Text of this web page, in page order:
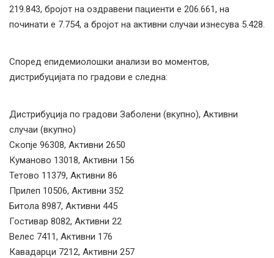
219.843, бројот на оздравени пациенти е 206.661, на
починати е 7.754, а бројот на активни случаи изнесува 5.428.
Според епидемиолошки анализи во моментов,
дистрибуцијата по градови е следна:
Дистрибуција по градови Заболени (вкупно), Активни
случаи (вкупно)
Скопје 96308, Активни 2650
Куманово 13018, Активни 156
Тетово 11379, Активни 86
Прилеп 10506, Активни 352
Битола 8987, Активни 445
Гостивар 8082, Активни 22
Велес 7411, Активни 176
Кавадарци 7212, Активни 257